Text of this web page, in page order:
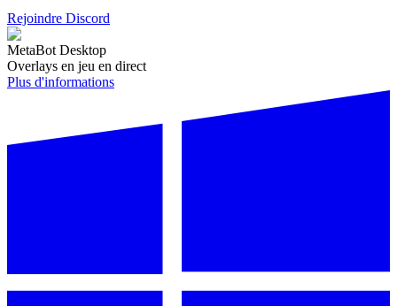
Rejoindre Discord
MetaBot Desktop
Overlays en jeu en direct
Plus d'informations